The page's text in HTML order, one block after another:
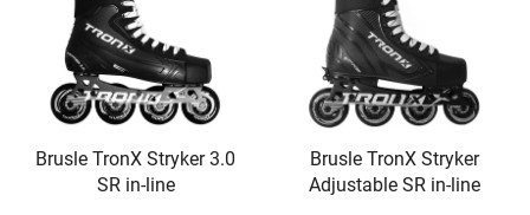
Brusle TronX Stryker 3.0
SR in-line
Brusle TronX Stryker
Adjustable SR in-line